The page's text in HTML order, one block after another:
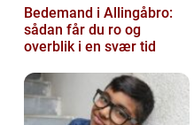
Bedemand i Allingåbro:
sådan får du ro og
overblik i en svær tid